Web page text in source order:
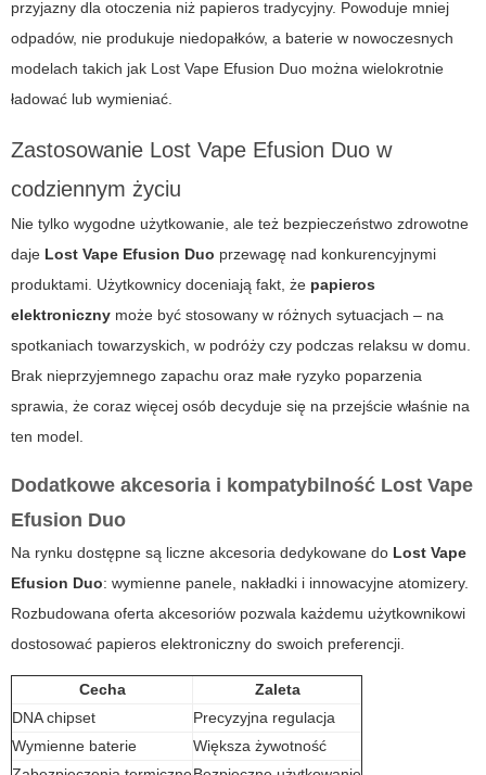
przyjazny dla otoczenia niż papieros tradycyjny. Powoduje mniej
odpadów, nie produkuje niedopałków, a baterie w nowoczesnych
modelach takich jak Lost Vape Efusion Duo można wielokrotnie
ładować lub wymieniać.
Zastosowanie Lost Vape Efusion Duo w
codziennym życiu
Nie tylko wygodne użytkowanie, ale też bezpieczeństwo zdrowotne
daje Lost Vape Efusion Duo przewagę nad konkurencyjnymi
produktami. Użytkownicy doceniają fakt, że papieros
elektroniczny może być stosowany w różnych sytuacjach – na
spotkaniach towarzyskich, w podróży czy podczas relaksu w domu.
Brak nieprzyjemnego zapachu oraz małe ryzyko poparzenia
sprawia, że coraz więcej osób decyduje się na przejście właśnie na
ten model.
Dodatkowe akcesoria i kompatybilność Lost Vape
Efusion Duo
Na rynku dostępne są liczne akcesoria dedykowane do Lost Vape
Efusion Duo: wymienne panele, nakładki i innowacyjne atomizery.
Rozbudowana oferta akcesoriów pozwala każdemu użytkownikowi
dostosować papieros elektroniczny do swoich preferencji.
Cecha
Zaleta
DNA chipset
Precyzyjna regulacja
Wymienne baterie
Większa żywotność